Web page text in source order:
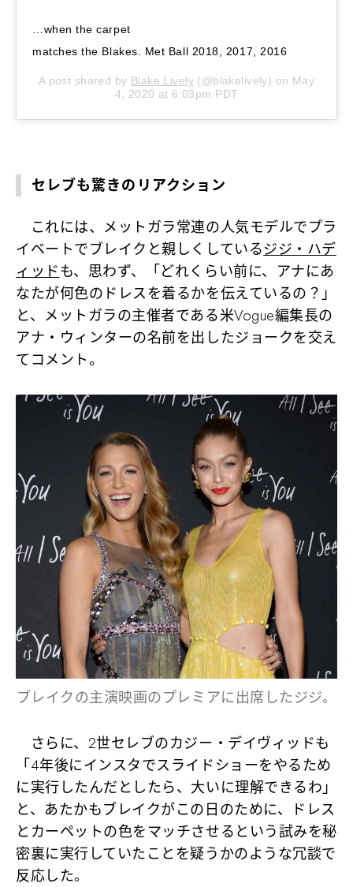
…when the carpet
matches the Blakes. Met Ball 2018, 2017, 2016
A post shared by Blake Lively(@blakelively) on May
4, 2020 at 6:03pm PDT
セレブも驚きのリアクション
これには、メットガラ常連の人気モデルでプラ
イベートでブレイクと親しくしているジジ・ハデ
ィッドも、思わず、「どれくらい前に、アナにあ
なたが何色のドレスを着るかを伝えているの？」
と、メットガラの主催者である米Vogue編集長の
アナ・ウィンターの名前を出したジョークを交え
てコメント。
ブレイクの主演映画のプレミアに出席したジジ。
さらに、2世セレブのカジー・デイヴィッドも
「4年後にインスタでスライドショーをやるため
に実行したんだとしたら、大いに理解できるわ」
と、あたかもブレイクがこの日のために、ドレス
とカーペットの色をマッチさせるという試みを秘
密裏に実行していたことを疑うかのような冗談で
反応した。